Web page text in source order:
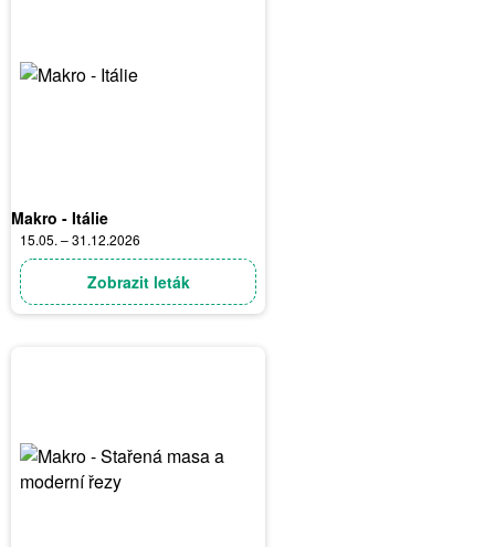
Makro - Itálie
15.05. – 31.12.2026
Zobrazit leták